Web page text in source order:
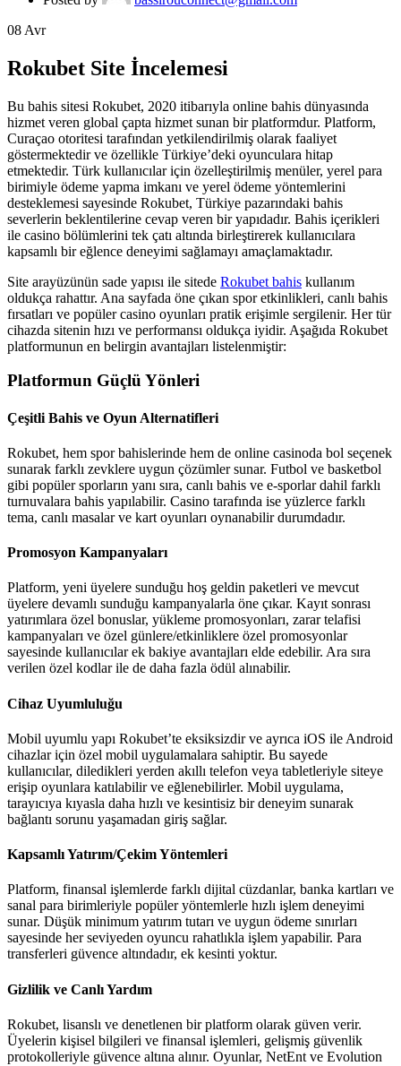
08 Avr
Rokubet Site İncelemesi
Bu bahis sitesi Rokubet, 2020 itibarıyla online bahis dünyasında
hizmet veren global çapta hizmet sunan bir platformdur. Platform,
Curaçao otoritesi tarafından yetkilendirilmiş olarak faaliyet
göstermektedir ve özellikle Türkiye’deki oyunculara hitap
etmektedir. Türk kullanıcılar için özelleştirilmiş menüler, yerel para
birimiyle ödeme yapma imkanı ve yerel ödeme yöntemlerini
desteklemesi sayesinde Rokubet, Türkiye pazarındaki bahis
severlerin beklentilerine cevap veren bir yapıdadır. Bahis içerikleri
ile casino bölümlerini tek çatı altında birleştirerek kullanıcılara
kapsamlı bir eğlence deneyimi sağlamayı amaçlamaktadır.
Site arayüzünün sade yapısı ile sitede Rokubet bahis kullanım
oldukça rahattır. Ana sayfada öne çıkan spor etkinlikleri, canlı bahis
fırsatları ve popüler casino oyunları pratik erişimle sergilenir. Her tür
cihazda sitenin hızı ve performansı oldukça iyidir. Aşağıda Rokubet
platformunun en belirgin avantajları listelenmiştir:
Platformun Güçlü Yönleri
Çeşitli Bahis ve Oyun Alternatifleri
Rokubet, hem spor bahislerinde hem de online casinoda bol seçenek
sunarak farklı zevklere uygun çözümler sunar. Futbol ve basketbol
gibi popüler sporların yanı sıra, canlı bahis ve e-sporlar dahil farklı
turnuvalara bahis yapılabilir. Casino tarafında ise yüzlerce farklı
tema, canlı masalar ve kart oyunları oynanabilir durumdadır.
Promosyon Kampanyaları
Platform, yeni üyelere sunduğu hoş geldin paketleri ve mevcut
üyelere devamlı sunduğu kampanyalarla öne çıkar. Kayıt sonrası
yatırımlara özel bonuslar, yükleme promosyonları, zarar telafisi
kampanyaları ve özel günlere/etkinliklere özel promosyonlar
sayesinde kullanıcılar ek bakiye avantajları elde edebilir. Ara sıra
verilen özel kodlar ile de daha fazla ödül alınabilir.
Cihaz Uyumluluğu
Mobil uyumlu yapı Rokubet’te eksiksizdir ve ayrıca iOS ile Android
cihazlar için özel mobil uygulamalara sahiptir. Bu sayede
kullanıcılar, diledikleri yerden akıllı telefon veya tabletleriyle siteye
erişip oyunlara katılabilir ve eğlenebilirler. Mobil uygulama,
tarayıcıya kıyasla daha hızlı ve kesintisiz bir deneyim sunarak
bağlantı sorunu yaşamadan giriş sağlar.
Kapsamlı Yatırım/Çekim Yöntemleri
Platform, finansal işlemlerde farklı dijital cüzdanlar, banka kartları ve
sanal para birimleriyle popüler yöntemlerle hızlı işlem deneyimi
sunar. Düşük minimum yatırım tutarı ve uygun ödeme sınırları
sayesinde her seviyeden oyuncu rahatlıkla işlem yapabilir. Para
transferleri güvence altındadır, ek kesinti yoktur.
Gizlilik ve Canlı Yardım
Rokubet, lisanslı ve denetlenen bir platform olarak güven verir.
Üyelerin kişisel bilgileri ve finansal işlemleri, gelişmiş güvenlik
protokolleriyle güvence altına alınır. Oyunlar, NetEnt ve Evolution